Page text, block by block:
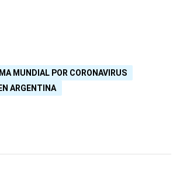
MUNDIAL POR CORONAVIRUS
ARGENTINA